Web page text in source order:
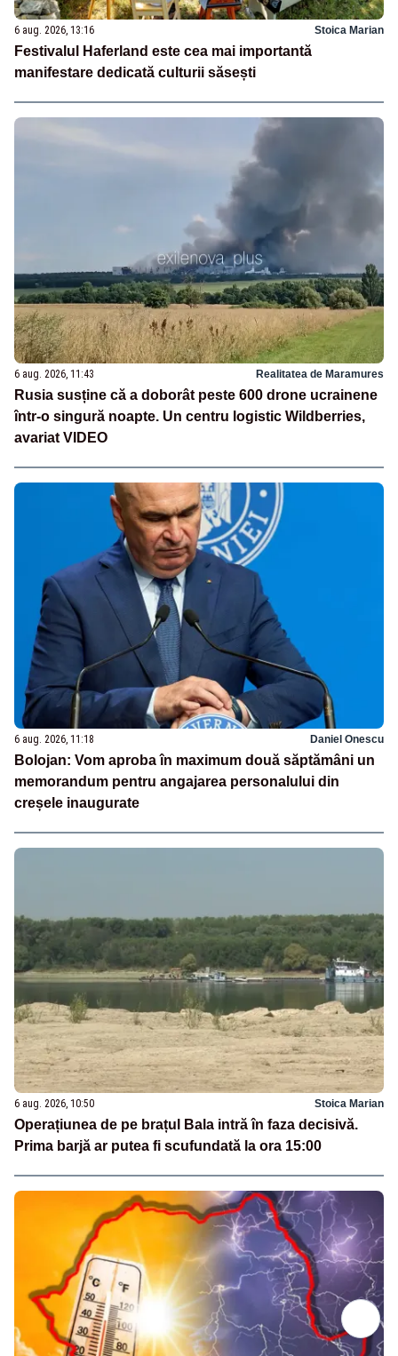
6 aug. 2026, 13:16 Stoica Marian
Festivalul Haferland este cea mai importantă
manifestare dedicată culturii săsești
6 aug. 2026, 11:43 Realitatea de Maramures
Rusia susține că a doborât peste 600 drone ucrainene
într-o singură noapte. Un centru logistic Wildberries,
avariat VIDEO
6 aug. 2026, 11:18 Daniel Onescu
Bolojan: Vom aproba în maximum două săptămâni un
memorandum pentru angajarea personalului din
creșele inaugurate
6 aug. 2026, 10:50 Stoica Marian
Operațiunea de pe brațul Bala intră în faza decisivă.
Prima barjă ar putea fi scufundată la ora 15:00